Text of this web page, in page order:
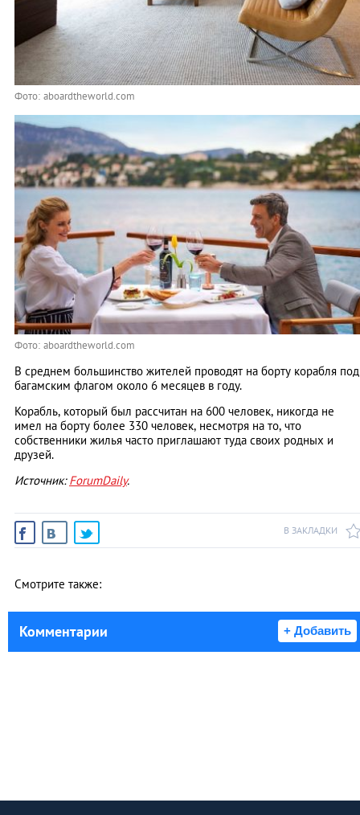
Фото: aboardtheworld.com
Фото: aboardtheworld.com
В среднем большинство жителей проводят на борту корабля под
багамским флагом около 6 месяцев в году.
Корабль, который был рассчитан на 600 человек, никогда не
имел на борту более 330 человек, несмотря на то, что
собственники жилья часто приглашают туда своих родных и
друзей.
Источник:ForumDaily.
В ЗАКЛАДКИ
Смотрите также:
Комментарии + Добавить